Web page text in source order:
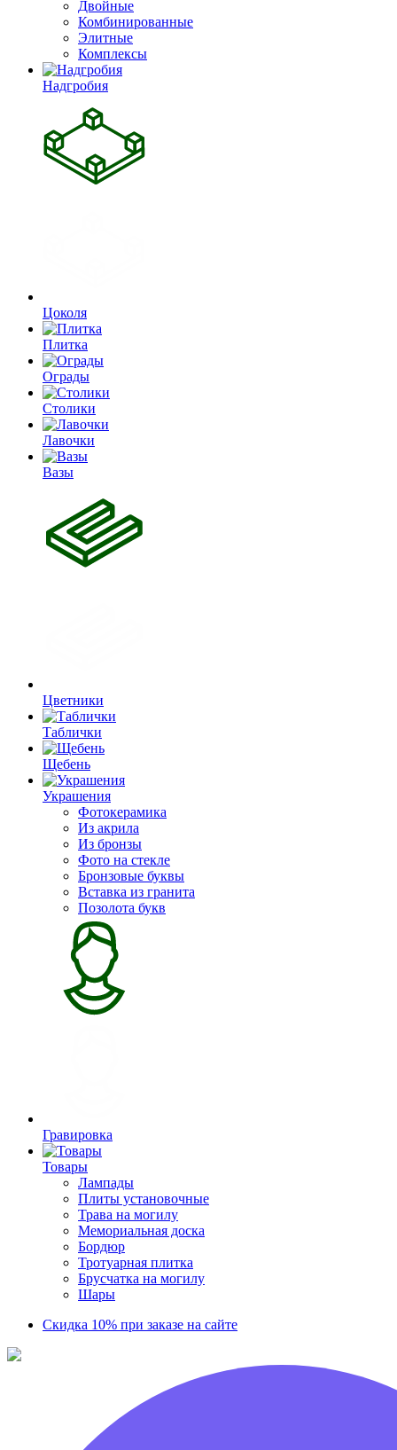
Двойные
Комбинированные
Элитные
Комплексы
Надгробия
Цоколя
Плитка
Ограды
Столики
Лавочки
Вазы
Цветники
Таблички
Щебень
Украшения
Фотокерамика
Из акрила
Из бронзы
Фото на стекле
Бронзовые буквы
Вставка из гранита
Позолота букв
Гравировка
Товары
Лампады
Плиты установочные
Трава на могилу
Мемориальная доска
Бордюр
Тротуарная плитка
Брусчатка на могилу
Шары
Скидка 10% при заказе на сайте